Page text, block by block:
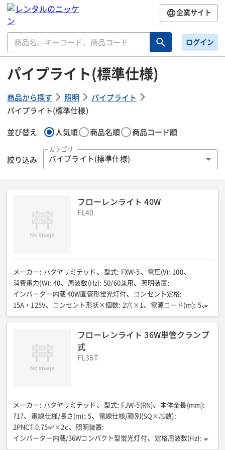
企業サイト
ログイン
パイプライト(標準仕様)
商品から探す 照明
パイプライト
パイプライト(標準仕様)
並び替え 人気順 商品名順 商品コード順
絞り込み
カテゴリ
パイプライト(標準仕様)
フローレンライト 40W
FL40
メーカー : ハタヤリミテッド 型式: FXW-5 電圧(V): 100
消費電力(W): 40 周波数(Hz): 50/60兼用 照明装置 :
インバーター内蔵 40W直管形蛍光灯付
コンセント定格:
15A・125V
コンセント形状×個数: 2穴×1 電源コード(m): 5
電源線仕様(SQ×芯数×長さm): 2PNCT0.75mm2×2c×5m
フローレンライト 36W単管クランプ
式
FL36T
メーカー : ハタヤリミテッド 型式: FJW-5(RN) 本体全長(mm):
717
電線仕様/長さ(m): 5 電線仕様/種別(SQ×芯数):
2PNCT 0.75㎟×2c
照明装置:
インバーター内蔵/36Wコンパクト型蛍光灯付
定格周波数(Hz):